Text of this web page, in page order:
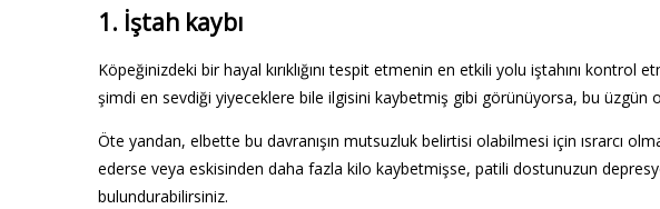
1. İştah kaybı
Köpeğinizdeki bir hayal kırıklığını tespit etmenin en etkili yolu iştahını
şimdi en sevdiği yiyeceklere bile ilgisini kaybetmiş gibi görünüyorsa, bu üzgün
Öte yandan, elbette bu davranışın mutsuzluk belirtisi olabilmesi için ısrarcı
ederse veya eskisinden daha fazla kilo kaybetmişse, patili dostunuzun
bulundurabilirsiniz.